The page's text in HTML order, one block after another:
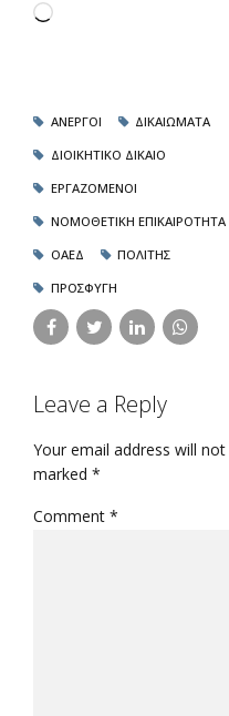
Loading…
ΑΝΕΡΓΟΙ
ΔΙΚΑΙΩΜΑΤΑ
ΔΙΟΙΚΗΤΙΚΟ ΔΙΚΑΙΟ
ΕΡΓΑΖΟΜΕΝΟΙ
ΝΟΜΟΘΕΤΙΚΗ ΕΠΙΚΑΙΡΟΤΗΤΑ
ΟΑΕΔ
ΠΟΛΙΤΗΣ
ΠΡΟΣΦΥΓΗ
Leave a Reply
Your email address will
marked *
Comment *